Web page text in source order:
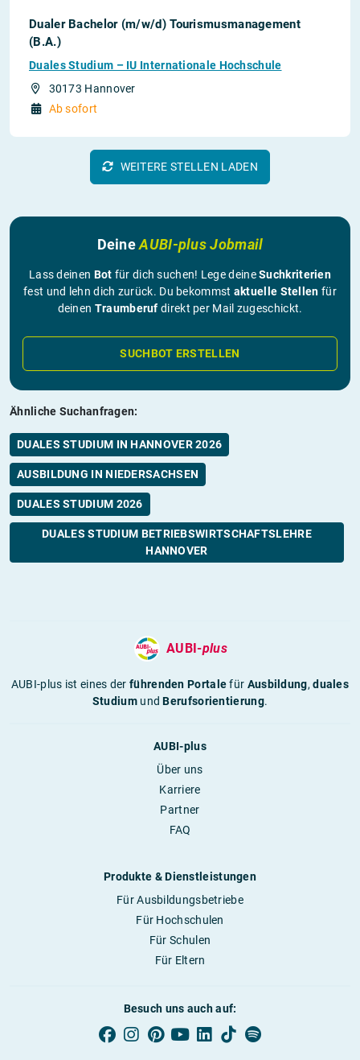
Dualer Bachelor (m/w/d) Tourismusmanagement
(B.A.)
Duales Studium – IU Internationale Hochschule
30173 Hannover
Ab sofort
WEITERE STELLEN LADEN
DeineAUBI-plus Jobmail
Lass deinen Bot für dich suchen! Lege deineSuchkriterien
fest und lehn dich zurück. Du bekommst aktuelle Stellen für
deinen Traumberuf direkt per Mail zugeschickt.
SUCHBOT ERSTELLEN
Ähnliche Suchanfragen:
DUALES STUDIUM IN HANNOVER 2026
AUSBILDUNG IN NIEDERSACHSEN
DUALES STUDIUM 2026
DUALES STUDIUM BETRIEBSWIRTSCHAFTSLEHRE
HANNOVER
AUBI-plus
AUBI-plus ist eines derführenden Portalefür Ausbildung,duales
StudiumundBerufsorientierung.
AUBI-plus
Über uns
Karriere
Partner
FAQ
Produkte & Dienstleistungen
Für Ausbildungsbetriebe
Für Hochschulen
Für Schulen
Für Eltern
Besuch uns auch auf: